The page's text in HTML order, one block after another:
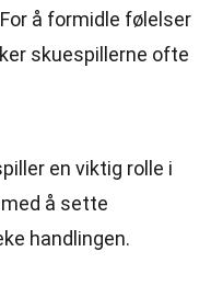
å formidle følelser
skuespillerne ofte
en viktig rolle i
å sette
handlingen.